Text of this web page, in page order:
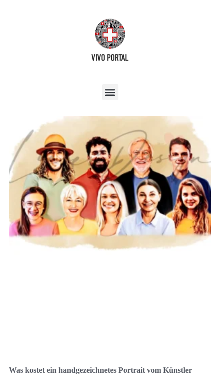
Was kostet ein handgezeichnetes Portrait vom Künstler